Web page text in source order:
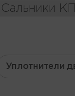
Сальники
Уплотнители